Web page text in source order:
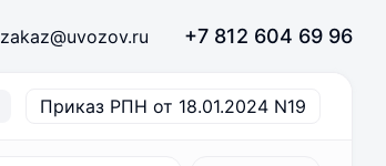
zakaz@uvozov.ru +7 812 604 69 96
Приказ РПН от 18.01.2024 N19